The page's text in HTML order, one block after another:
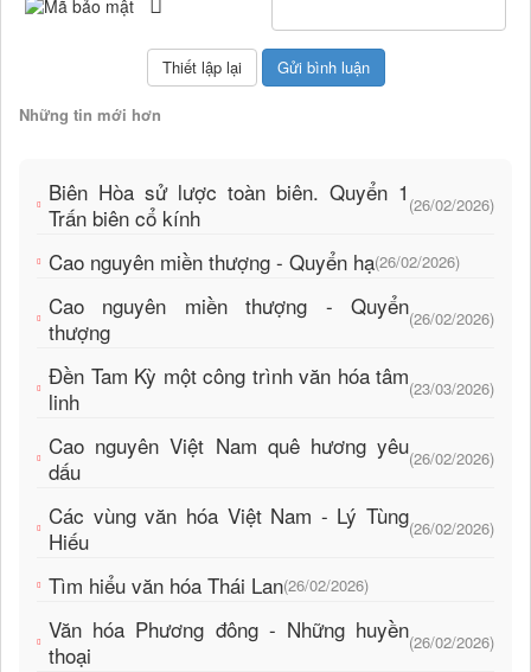
Những tin mới hơn
Biên Hòa sử lược toàn biên. Quyển 1
Trấn biên cổ kính
(26/02/2026)
Cao nguyên miền thượng - Quyển hạ(26/02/2026)
Cao nguyên miền thượng - Quyển
thượng
(26/02/2026)
Đền Tam Kỳ một công trình văn hóa tâm
linh
(23/03/2026)
Cao nguyên Việt Nam quê hương yêu
dấu
(26/02/2026)
Các vùng văn hóa Việt Nam - Lý Tùng
Hiếu
(26/02/2026)
Tìm hiểu văn hóa Thái Lan(26/02/2026)
Văn hóa Phương đông - Những huyền
thoại
(26/02/2026)